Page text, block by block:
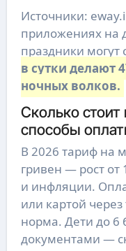
Источники:
приложениях на
праздники могут
в сутки делают
ночных волков.
Сколько
способы
В 2026 тариф на
гривен — рост от
и инфляции.
или картой
норма. Дети до 6
документами —